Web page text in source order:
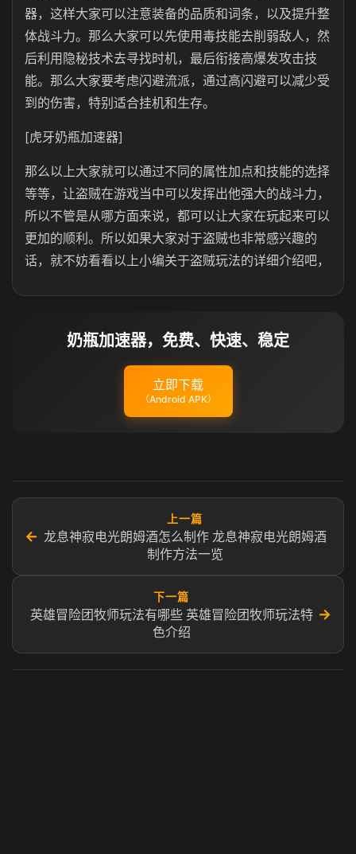
器，这样大家可以注意装备的品质和词条，以及提升整
体战斗力。那么大家可以先使用毒技能去削弱敌人，然
后利用隐秘技术去寻找时机，最后衔接高爆发攻击技
能。那么大家要考虑闪避流派，通过高闪避可以减少受
到的伤害，特别适合挂机和生存。
[虎牙奶瓶加速器]
那么以上大家就可以通过不同的属性加点和技能的选择
等等，让盗贼在游戏当中可以发挥出他强大的战斗力，
所以不管是从哪方面来说，都可以让大家在玩起来可以
更加的顺利。所以如果大家对于盗贼也非常感兴趣的
话，就不妨看看以上小编关于盗贼玩法的详细介绍吧，
奶瓶加速器，免费、快速、稳定
立即下载
（Android APK）
←
上一篇
龙息神寂电光朗姆酒怎么制作 龙息神寂电光朗姆酒
制作方法一览
下一篇
英雄冒险团牧师玩法有哪些 英雄冒险团牧师玩法特
色介绍
→